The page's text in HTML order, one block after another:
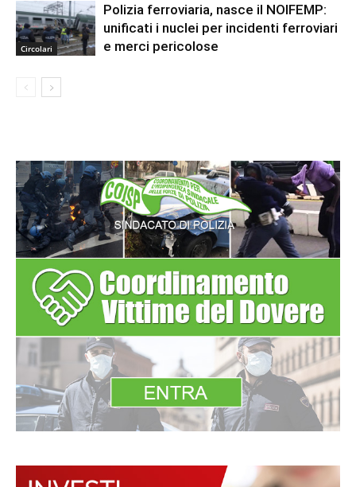
Circolari
Polizia ferroviaria, nasce il NOIFEMP:
unificati i nuclei per incidenti ferroviari
e merci pericolose